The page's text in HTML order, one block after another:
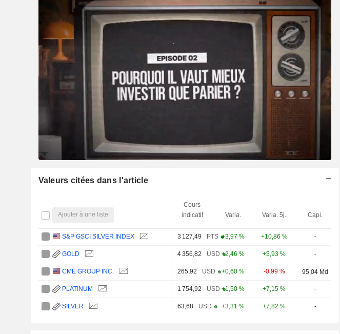
Valeurs citées dans l'article
Ajouter à une liste
Cours
indicatif
Varia. Varia. 5j. Capi.
S&P GSCI SILVER INDEX 3 127,49 PTS +3,97 % +10,86 % -
GOLD 4 356,82 USD +2,46 % +5,93 % -
CME GROUP INC. 265,92 USD +0,60 % -0,99 % 95,04 Md
PLATINUM 1 754,92 USD +1,50 % +7,15 % -
SILVER 63,68 USD +3,31 % +7,82 % -